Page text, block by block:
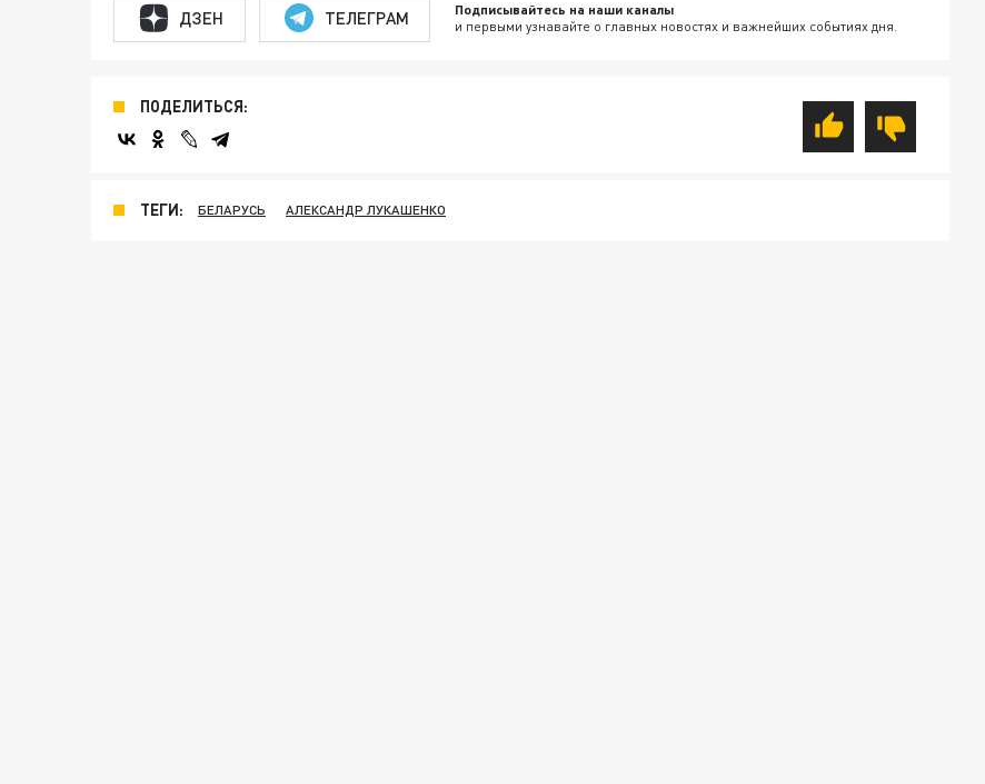
ДЗЕН ТЕЛЕГРАМ Подписывайтесь на наши каналы
и первыми узнавайте о главных новостях и важнейших событиях дня.
ПОДЕЛИТЬСЯ:
ТЕГИ: БЕЛАРУСЬ АЛЕКСАНДР ЛУКАШЕНКО